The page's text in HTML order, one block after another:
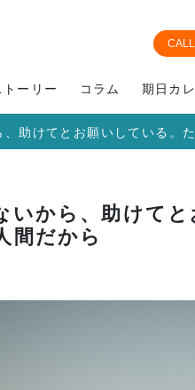
トーリー コラム 期日カ
助けてとお願いしている。
いから、助けて
間だから